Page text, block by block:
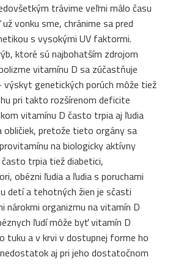
trávime veľmi málo času
vonku sme, chránime sa pred
s vysokými UV faktormi.
ktoré sú najbohatším zdrojom
vitamínu D sa zúčastňuje
výskyt genetických porúch môže tiež
pri takto rozšírenom deficite
vitamínu D často trpia aj ľudia
obličiek, pretože tieto orgány sa
na biologicky aktívny
trpia tiež diabetici,
obézni ľudia a ľudia s poruchami
detí a tehotných žien je sčasti
nárokmi organizmu na vitamín D
ľudí môže byť vitamín D
tuku a v krvi v dostupnej forme ho
aj pri jeho dostatočnom